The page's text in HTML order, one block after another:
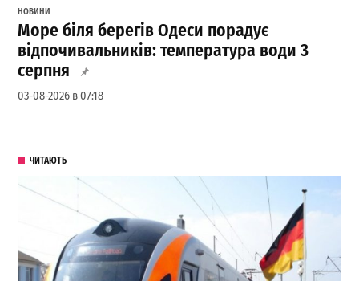
НОВИНИ
Море біля берегів Одеси порадує
відпочивальників: температура води 3
серпня
03-08-2026 в 07:18
ЧИТАЮТЬ